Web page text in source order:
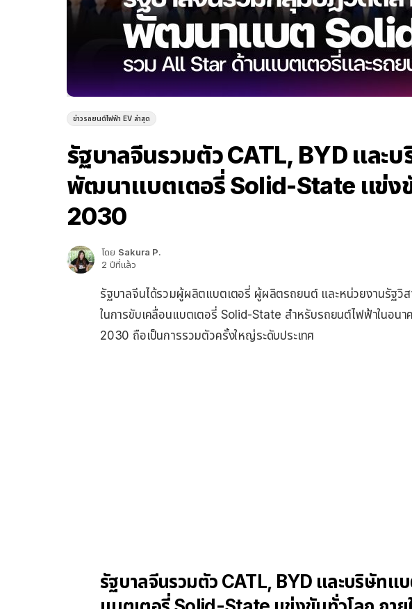
ข่าวรถยนต์ไฟฟ้า EV ล่าสุด
รัฐบาลจีนรวมตัว CATL, BYD และ
พัฒนาแบตเตอรี่ Solid-State แข่งขั
2030
โดย Sakura P.
2 ปีที่แล้ว
รัฐบาลจีนได้รวมผู้ผลิตแบตเตอรี่ ผู้ผลิตรถยนต์ และหน่วยงานรัฐวิส
ในการขับเคลื่อนแบตเตอรี่ Solid-State สำหรับรถยนต์ไฟฟ้าในอนา
2030 ถือเป็นการรวมตัวครั้งใหญ่ระดับประเทศ
รัฐบาลจีนรวมตัว CATL, BYD และบริษัทแ